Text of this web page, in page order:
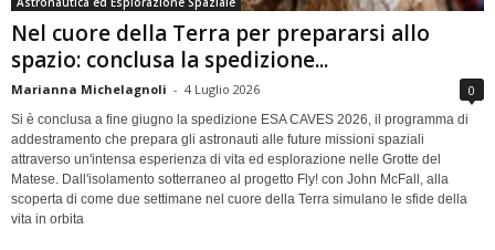
Nel cuore della Terra per prepararsi allo
spazio: conclusa la spedizione...
Marianna Michelagnoli - 4 Luglio 2026 0
Si è conclusa a fine giugno la spedizione ESA CAVES 2026, il programma di
addestramento che prepara gli astronauti alle future missioni spaziali
attraverso un'intensa esperienza di vita ed esplorazione nelle Grotte del
Matese. Dall'isolamento sotterraneo al progetto Fly! con John McFall, alla
scoperta di come due settimane nel cuore della Terra simulano le sfide della
vita in orbita